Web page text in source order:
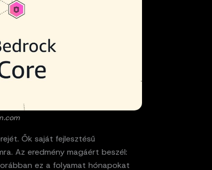
Ők saját fejlesztésű
Az eredmény magáért beszél:
ez a folyamat hónapokat